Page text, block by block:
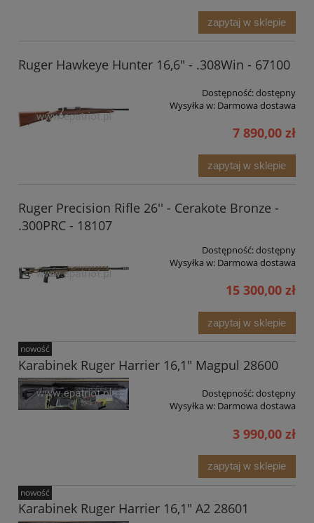
zapytaj w sklepie
Ruger Hawkeye Hunter 16,6" - .308Win - 67100
Dostępność:dostępny
Wysyłka w: Darmowa dostawa
7 890,00 zł
zapytaj w sklepie
Ruger Precision Rifle 26'' - Cerakote Bronze -
.300PRC - 18107
Dostępność:dostępny
Wysyłka w: Darmowa dostawa
15 300,00 zł
zapytaj w sklepie
Karabinek Ruger Harrier 16,1" Magpul 28600
Dostępność:dostępny
Wysyłka w: Darmowa dostawa
3 990,00 zł
zapytaj w sklepie
nowość
Karabinek Ruger Harrier 16,1" A2 28601
nowość